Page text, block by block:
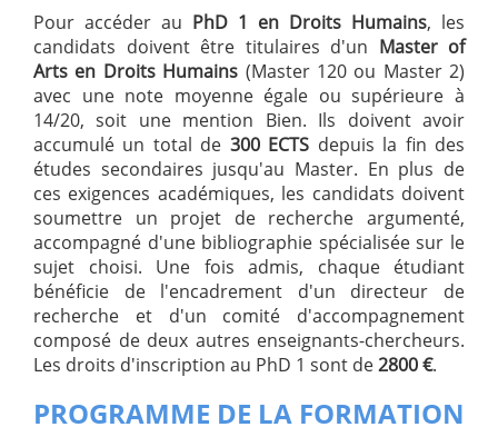
Pour accéder au PhD 1 en Droits Humains, les
candidats doivent être titulaires d'un Master of
Arts en Droits Humains (Master 120 ou Master 2)
avec une note moyenne égale ou supérieure à
14/20, soit une mention Bien. Ils doivent avoir
accumulé un total de 300 ECTS depuis la fin des
études secondaires jusqu'au Master. En plus de
ces exigences académiques, les candidats doivent
soumettre un projet de recherche argumenté,
accompagné d'une bibliographie spécialisée sur le
sujet choisi. Une fois admis, chaque étudiant
bénéficie de l'encadrement d'un directeur de
recherche et d'un comité d'accompagnement
composé de deux autres enseignants-chercheurs.
Les droits d'inscription au PhD 1 sont de2800 €.
PROGRAMME DE LA FORMATION